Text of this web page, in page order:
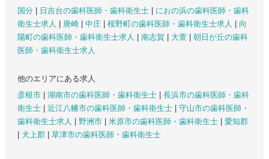
国分
日吉台の歯科医師・歯科衛生士
におの浜の歯科医師・歯科
衛生士求人
唐崎 中庄 桜野町の歯科医師・歯科衛生士求人
向
陽町の歯科医師・歯科衛生士求人
南志賀 大萱
朝日が丘の歯科
医師・歯科衛生士求人
他のエリアにある求人
彦根市
湖南市の歯科医師・歯科衛生士
長浜市の歯科医師・歯科
衛生士
近江八幡市の歯科医師・歯科衛生士
守山市の歯科医師・
歯科衛生士求人
野洲市 米原市の歯科医師・歯科衛生士
愛知郡
犬上郡 草津市の歯科医師・歯科衛生士